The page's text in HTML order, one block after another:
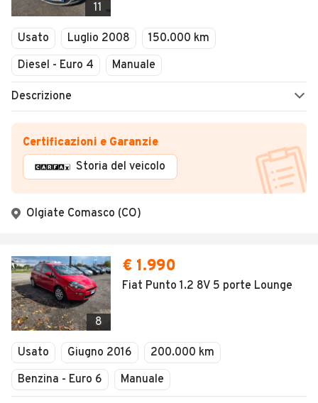
11
Usato Luglio 2008
150.000 km
Diesel - Euro 4
Manuale
Descrizione
Certificazioni e Garanzie
Storia del veicolo
Olgiate Comasco (CO)
8
€ 1.990
Fiat Punto 1.2 8V 5 porte Lounge
Usato Giugno 2016
200.000 km
Benzina - Euro 6
Manuale